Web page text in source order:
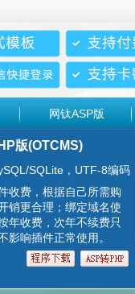
网钛ASP版
版(OTCMS)
SQLite，UTF-8编码
收费，根据自己所需购
销更合理；绑定域名使
年收费，次年不续费只
影响插件正常使用。